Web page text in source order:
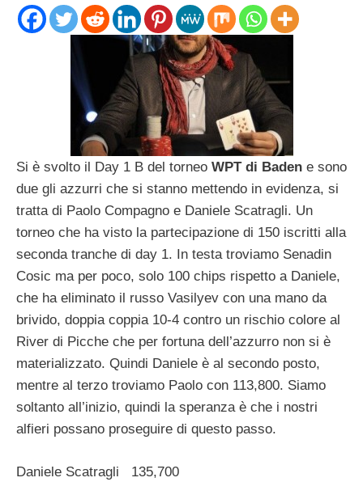
Si è svolto il Day 1 B del torneo WPT di Baden e sono
due gli azzurri che si stanno mettendo in evidenza, si
tratta di Paolo Compagno e Daniele Scatragli. Un
torneo che ha visto la partecipazione di 150 iscritti alla
seconda tranche di day 1. In testa troviamo Senadin
Cosic ma per poco, solo 100 chips rispetto a Daniele,
che ha eliminato il russo Vasilyev con una mano da
brivido, doppia coppia 10-4 contro un rischio colore al
River di Picche che per fortuna dell’azzurro non si è
materializzato. Quindi Daniele è al secondo posto,
mentre al terzo troviamo Paolo con 113,800. Siamo
soltanto all’inizio, quindi la speranza è che i nostri
alfieri possano proseguire di questo passo.
Daniele Scatragli 135,700